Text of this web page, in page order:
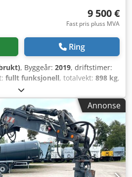
9 500 €
Fast pris pluss MVA
Ring
, Byggeår: 2019, driftstimer:
fullt funksjonell, totalvekt: 898 kg,
, volumstrøm:
luft, Utstyr:Typeplate
/ manual, fin, velfungerende
frekvensstyrt. Dcjdpjzrihrofx
Annonse